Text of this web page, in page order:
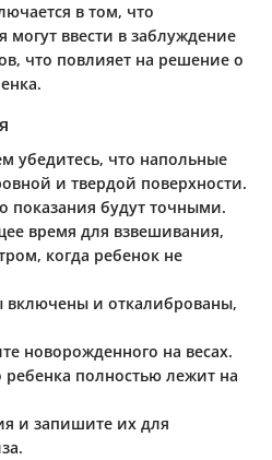
в том, что
ввести в заблуждение
что повлияет на решение о
убедитесь, что напольные
и твердой поверхности.
показания будут точными.
время для взвешивания,
когда ребенок не
включены и откалиброваны,
новорожденного на весах.
ребенка полностью лежит на
и запишите их для